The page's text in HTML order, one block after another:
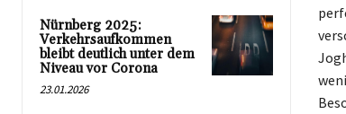
Nürnberg 2025:
Verkehrsaufkommen
bleibt deutlich unter dem
Niveau vor Corona
23.01.2026